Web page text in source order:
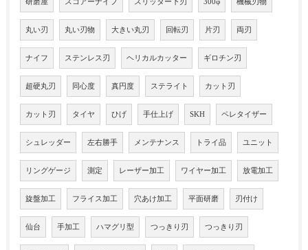
研磨屋 スコアーナイフ スリッター下刃 300φ 機械刃物
丸い刃 丸い刃物 大きい丸刃 回転刃 片刃 両刃
ナイフ ステンレス刃 ヘリカルカッター ギロチン刃
超硬丸刃 同心度 真円度 ステライト カット刃
カット刃 タイヤ ひげ 手仕上げ SKH ペレタイザー
シュレッダー 左右勝手 メンテナンス トライ品 ユニット
リングゲージ 測定 レーザー加工 ワイヤー加工 放電加工
旋盤加工 フライス加工 穴あけ加工 平面研磨 刃付け
仙台 手加工 ハマグリ型 つっきり刃 つっきり刃